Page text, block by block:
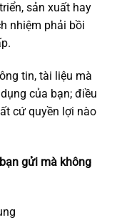
sản xuất hay
nhiệm phải bồi
tin, tài liệu mà
của bạn; điều
cứ quyền lợi nào
gửi mà không